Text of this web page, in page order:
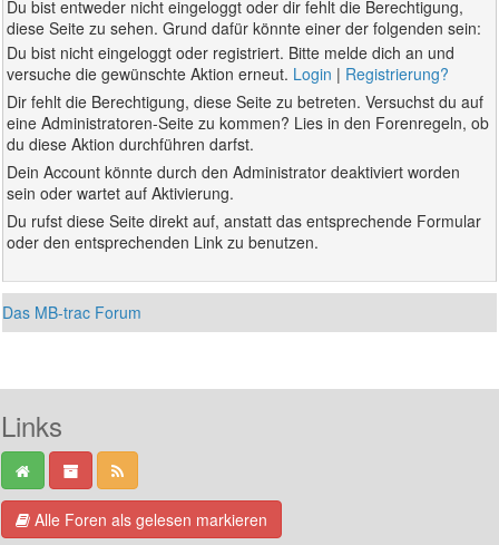
Du bist entweder nicht eingeloggt oder dir fehlt die Berechtigung,
diese Seite zu sehen. Grund dafür könnte einer der folgenden sein:
Du bist nicht eingeloggt oder registriert. Bitte melde dich an und
versuche die gewünschte Aktion erneut. Login | Registrierung?
Dir fehlt die Berechtigung, diese Seite zu betreten. Versuchst du auf
eine Administratoren-Seite zu kommen? Lies in den Forenregeln, ob
du diese Aktion durchführen darfst.
Dein Account könnte durch den Administrator deaktiviert worden
sein oder wartet auf Aktivierung.
Du rufst diese Seite direkt auf, anstatt das entsprechende Formular
oder den entsprechenden Link zu benutzen.
Das MB-trac Forum
Links
Alle Foren als gelesen markieren